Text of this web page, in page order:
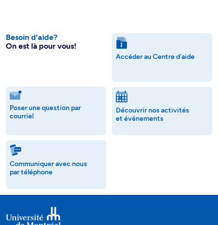
Besoin d’aide?
On est là pour vous!
Accéder au Centre d'aide
Poser une question par
courriel
Découvrir nos activités
et événements
Communiquer avec nous
par téléphone